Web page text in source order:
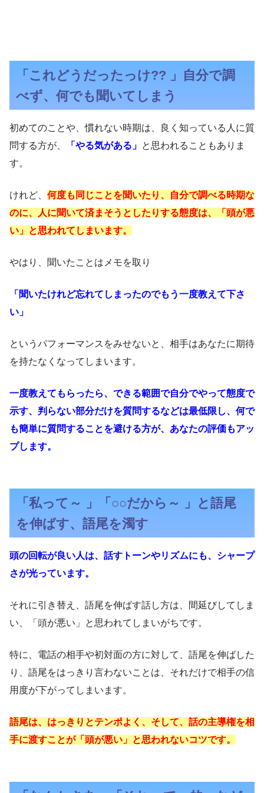
「これどうだったっけ?? 」自分で調
べず、何でも聞いてしまう
初めてのことや、慣れない時期は、良く知っている人に質
問する方が、
「やる気がある」 と思われることもありま
す。
けれど、 何度も同じことを聞いたり、自分で調べる時期な
のに、人に聞いて済まそうとしたりする態度は、「頭が悪
い」と思われてしまいます。
やはり、聞いたことはメモを取り
「聞いたけれど忘れてしまったのでもう一度教えて下さ
い」
というパフォーマンスをみせないと、相手はあなたに期待
を持たなくなってしまいます。
一度教えてもらったら、できる範囲で自分でやって態度で
示す、判らない部分だけを質問するなどは最低限し、何で
も簡単に質問することを避ける方が、あなたの評価もアッ
プします。
「私って～ 」「○○だから～ 」と語尾
を伸ばす、語尾を濁す
頭の回転が良い人は、話すトーンやリズムにも、シャープ
さが光っています。
それに引き替え、語尾を伸ばす話し方は、間延びしてしま
い、「頭が悪い」と思われてしまいがちです。
特に、電話の相手や初対面の方に対して、語尾を伸ばした
り、語尾をはっきり言わないことは、それだけで相手の信
用度が下がってしまいます。
語尾は、はっきりとテンポよく、そして、話の主導権を相
手に渡すことが「頭が悪い」と思われないコツです。